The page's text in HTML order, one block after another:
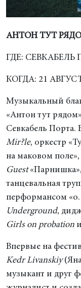
АНТОН ТУТ
ГДЕ: СЕВКАБЕЛЬ
КОГДА: 21
Музыкальный
«Антон тут
Севкабель Порта.
Mir?le, оркестр
на маковом
Guest
танцевальная
перформансом «о.
Underground,
Girls on probation и
Впервые на
Kedr Livanskiy
музыкант и друг